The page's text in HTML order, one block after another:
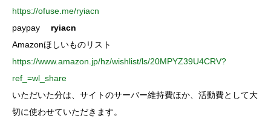
https://ofuse.me/ryiacn
paypay ryiacn
Amazonほしいものリスト
https://www.amazon.jp/hz/wishlist/ls/20MPYZ39U4CRV?
ref_=wl_share
いただいた分は、サイトのサーバー維持費ほか、活動費として大
切に使わせていただきます。